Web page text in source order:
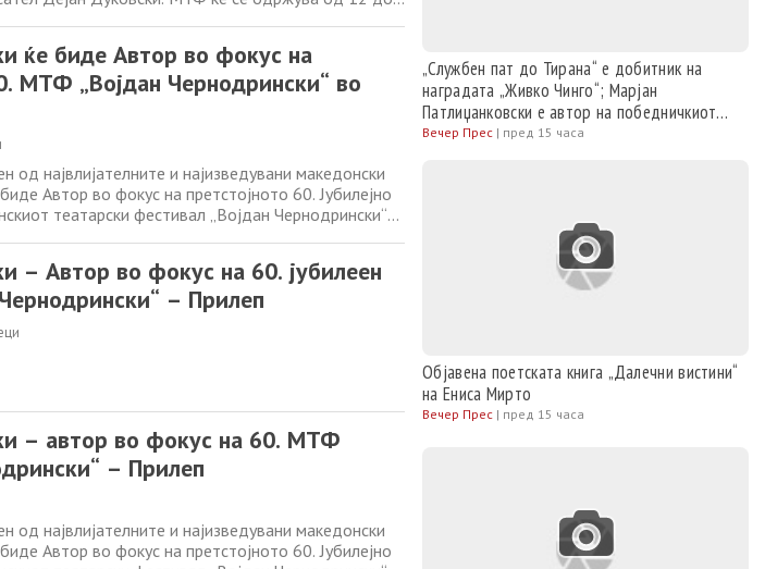
ќе биде Автор во фокус на
МТФ „Војдан Чернодрински“ во
од највлијателните и најизведувани македонски
Автор во фокус на претстојното 60. Јубилејно
театарски фестивал „Војдан Чернодрински“
– Автор во фокус на 60. јубилеен
– Прилеп
– автор во фокус на 60. МТФ
– Прилеп
од највлијателните и најизведувани македонски
Автор во фокус на претстојното 60. Јубилејно
„Службен пат до Тирана“ е добитник на
наградата „Живко Чинго“; Марјан
Патлиџанковски е автор на победничкиот
расказ
Вечер Прес | пред 15 часа
Објавена поетската книга „Далечни вистини“
на Ениса Мирто
Вечер Прес | пред 15 часа